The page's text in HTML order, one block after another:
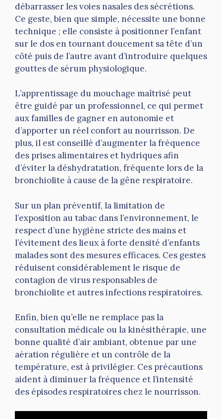
débarrasser les voies nasales des sécrétions.
Ce geste, bien que simple, nécessite une bonne
technique ; elle consiste à positionner l’enfant
sur le dos en tournant doucement sa tête d’un
côté puis de l’autre avant d’introduire quelques
gouttes de sérum physiologique.
L’apprentissage du mouchage maîtrisé peut
être guidé par un professionnel, ce qui permet
aux familles de gagner en autonomie et
d’apporter un réel confort au nourrisson. De
plus, il est conseillé d’augmenter la fréquence
des prises alimentaires et hydriques afin
d’éviter la déshydratation, fréquente lors de la
bronchiolite à cause de la gêne respiratoire.
Sur un plan préventif, la limitation de
l’exposition au tabac dans l’environnement, le
respect d’une hygiène stricte des mains et
l’évitement des lieux à forte densité d’enfants
malades sont des mesures efficaces. Ces gestes
réduisent considérablement le risque de
contagion de virus responsables de
bronchiolite et autres infections respiratoires.
Enfin, bien qu’elle ne remplace pas la
consultation médicale ou la kinésithérapie, une
bonne qualité d’air ambiant, obtenue par une
aération régulière et un contrôle de la
température, est à privilégier. Ces précautions
aident à diminuer la fréquence et l’intensité
des épisodes respiratoires chez le nourrisson.